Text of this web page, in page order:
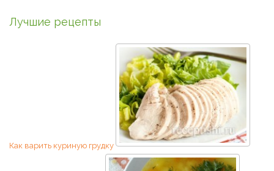
Лучшие рецепты
Как варить куриную грудку